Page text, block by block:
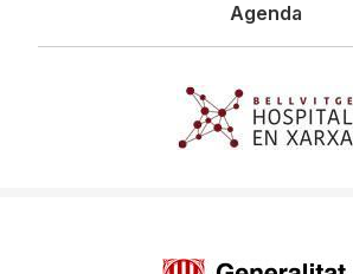
Agenda